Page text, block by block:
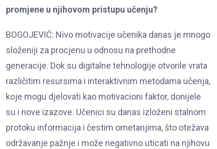
promjene u njihovom pristupu učenju?
BOGOJEVIĆ: Nivo motivacije učenika danas je mnogo
složeniji za procjenu u odnosu na prethodne
generacije. Dok su digitalne tehnologije otvorile vrata
različitim resursima i interaktivnim metodama učenja,
koje mogu djelovati kao motivacioni faktor, donijele
su i nove izazove. Učenici su danas izloženi stalnom
protoku informacija i čestim ometanjima, što otežava
održavanje pažnje i može negativno uticati na njihovu